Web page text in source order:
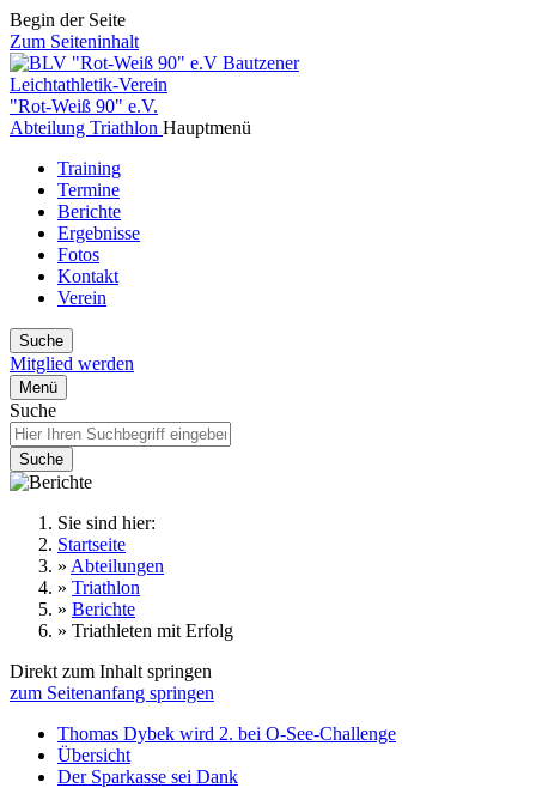
Begin der Seite
Zum Seiteninhalt
Bautzener
Leichtathletik-Verein
"Rot-Weiß 90" e.V.
Abteilung Triathlon Hauptmenü
Training
Termine
Berichte
Ergebnisse
Fotos
Kontakt
Verein
Suche
Mitglied werden
Menü
Suche
Suche
Sie sind hier:
Startseite
» Abteilungen
» Triathlon
» Berichte
» Triathleten mit Erfolg
Direkt zum Inhalt springen
zum Seitenanfang springen
Thomas Dybek wird 2. bei O-See-Challenge
Übersicht
Der Sparkasse sei Dank